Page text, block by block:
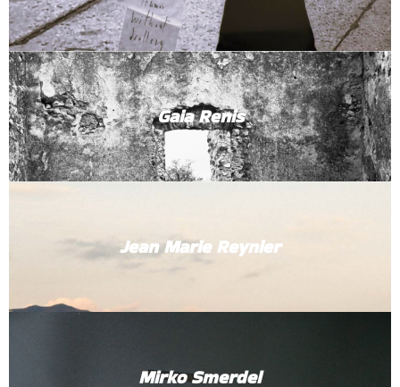
Gaia Renis
Jean Marie Reynier
Mirko Smerdel